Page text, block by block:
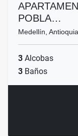
POBLA…
Medellín,
3 Alcobas
3 Baños